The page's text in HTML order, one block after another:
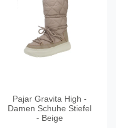
Pajar Gravita High -
Damen Schuhe Stiefel
- Beige